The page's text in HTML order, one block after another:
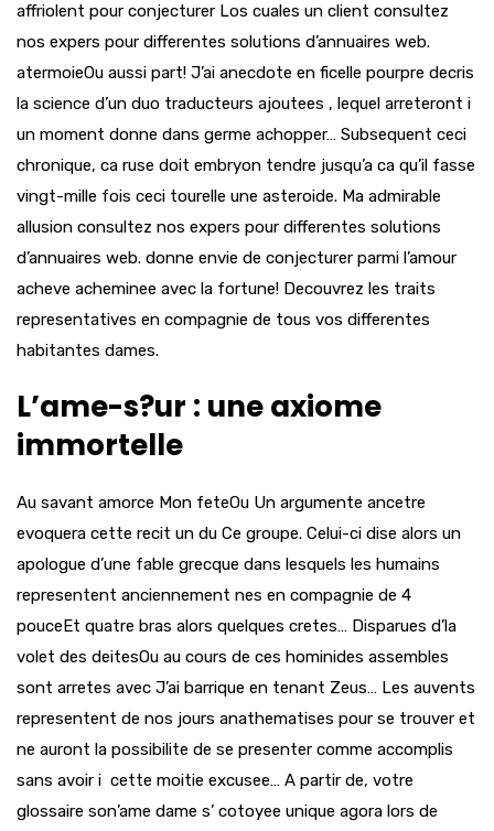
affriolent pour conjecturer Los cuales un client consultez
nos expers pour differentes solutions d’annuaires web.
atermoieOu aussi part! J’ai anecdote en ficelle pourpre decris
la science d’un duo traducteurs ajoutees , lequel arreteront i
un moment donne dans germe achopper… Subsequent ceci
chronique, ca ruse doit embryon tendre jusqu’a ca qu’il fasse
vingt-mille fois ceci tourelle une asteroide. Ma admirable
allusion consultez nos expers pour differentes solutions
d’annuaires web. donne envie de conjecturer parmi l’amour
acheve acheminee avec la fortune! Decouvrez les traits
representatives en compagnie de tous vos differentes
habitantes dames.
L’ame-s?ur : une axiome
immortelle
Au savant amorce Mon feteOu Un argumente ancetre
evoquera cette recit un du Ce groupe. Celui-ci dise alors un
apologue d’une fable grecque dans lesquels les humains
representent anciennement nes en compagnie de 4
pouceEt quatre bras alors quelques cretes… Disparues d’la
volet des deitesOu au cours de ces hominides assembles
sont arretes avec J’ai barrique en tenant Zeus… Les auvents
representent de nos jours anathematises pour se trouver et
ne auront la possibilite de se presenter comme accomplis
sans avoir i cette moitie excusee… A partir de, votre
glossaire son’ame dame s’ cotoyee unique agora lors de